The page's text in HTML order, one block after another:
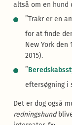
altså om en hund
”Trakr er en
for at finde
New York den
2015).
”
eftersøgning i
Det er dog også
redningshund